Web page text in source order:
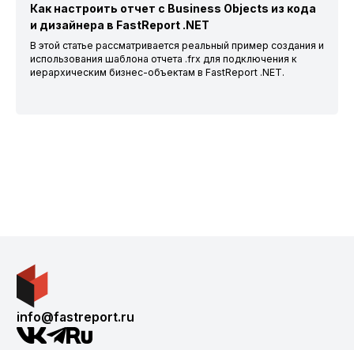
Как настроить отчет с Business Objects из кода
и дизайнера в FastReport .NET
В этой статье рассматривается реальный пример создания и
использования шаблона отчета .frx для подключения к
иерархическим бизнес-объектам в FastReport .NET.
info@fastreport.ru